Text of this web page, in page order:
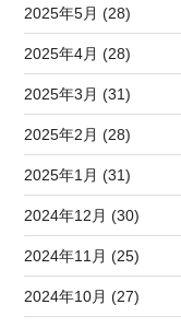
2025年5月 (28)
2025年4月 (28)
2025年3月 (31)
2025年2月 (28)
2025年1月 (31)
2024年12月 (30)
2024年11月 (25)
2024年10月 (27)